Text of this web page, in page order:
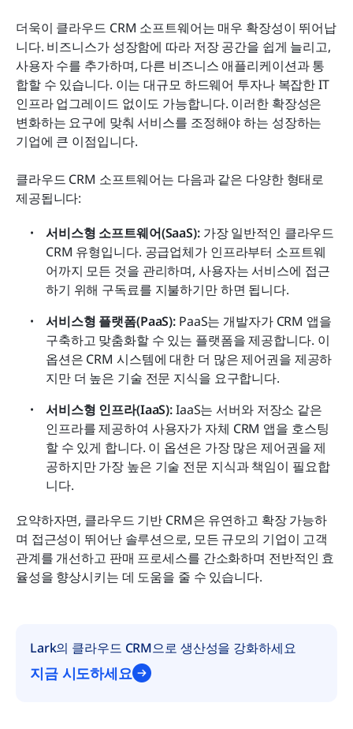
더욱이 클라우드 CRM 소프트웨어는 매우 확장성이 뛰어납
니다. 비즈니스가 성장함에 따라 저장 공간을 쉽게 늘리고,
사용자 수를 추가하며, 다른 비즈니스 애플리케이션과 통
합할 수 있습니다. 이는 대규모 하드웨어 투자나 복잡한 IT
인프라 업그레이드 없이도 가능합니다. 이러한 확장성은
변화하는 요구에 맞춰 서비스를 조정해야 하는 성장하는
기업에 큰 이점입니다.
클라우드 CRM 소프트웨어는 다음과 같은 다양한 형태로
제공됩니다:
서비스형 소프트웨어(SaaS): 가장 일반적인 클라우드
CRM 유형입니다. 공급업체가 인프라부터 소프트웨
어까지 모든 것을 관리하며, 사용자는 서비스에 접근
하기 위해 구독료를 지불하기만 하면 됩니다.
서비스형 플랫폼(PaaS): PaaS는 개발자가 CRM 앱을
구축하고 맞춤화할 수 있는 플랫폼을 제공합니다. 이
옵션은 CRM 시스템에 대한 더 많은 제어권을 제공하
지만 더 높은 기술 전문 지식을 요구합니다.
서비스형 인프라(IaaS): IaaS는 서버와 저장소 같은
인프라를 제공하여 사용자가 자체 CRM 앱을 호스팅
할 수 있게 합니다. 이 옵션은 가장 많은 제어권을 제
공하지만 가장 높은 기술 전문 지식과 책임이 필요합
니다.
요약하자면, 클라우드 기반 CRM은 유연하고 확장 가능하
며 접근성이 뛰어난 솔루션으로, 모든 규모의 기업이 고객
관계를 개선하고 판매 프로세스를 간소화하며 전반적인 효
율성을 향상시키는 데 도움을 줄 수 있습니다.
Lark의 클라우드 CRM으로 생산성을 강화하세요
지금 시도하세요